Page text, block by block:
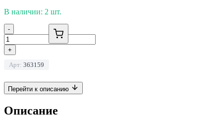
В наличии: 2 шт.
-
+
Арт: 363159
Перейти к описанию
Описание